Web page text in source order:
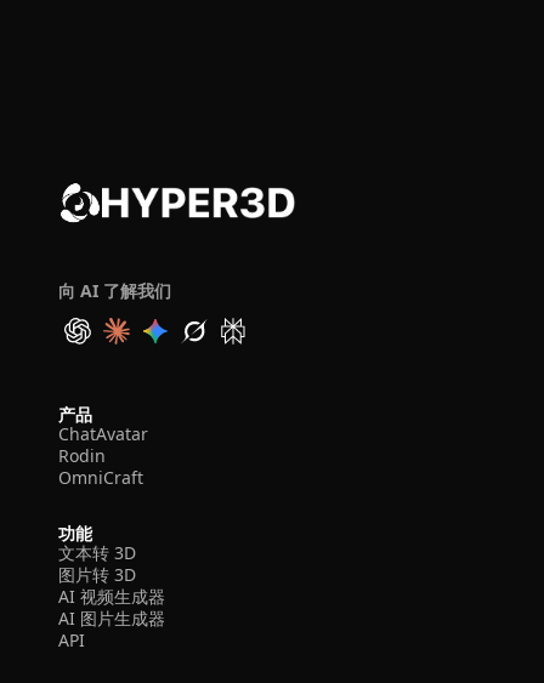
向 AI 了解我们
产品
ChatAvatar
Rodin
OmniCraft
功能
文本转 3D
图片转 3D
AI 视频生成器
AI 图片生成器
API